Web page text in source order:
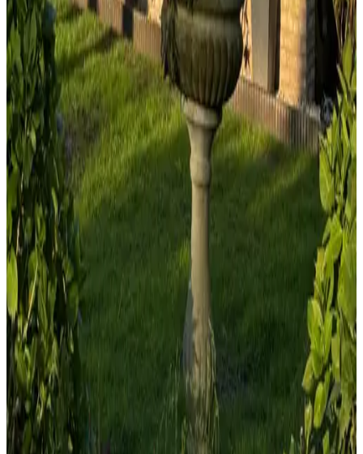
8.6
B&B Ut ânker fan de Jong
Hollum, Nederland
9.3